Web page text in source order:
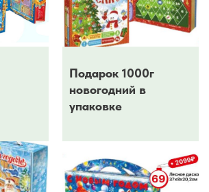
Подарок 1000г
новогодний в
упаковке